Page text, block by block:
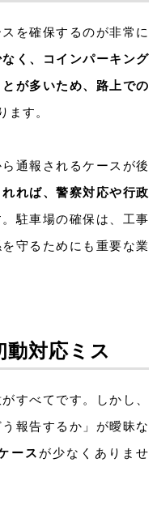
を確保するのが非常に
く、コインパーキング
が多いため、路上での
ます。
通報されるケースが後
れば、警察対応や行政
駐車場の確保は、工事
守るためにも重要な業
対応ミス
すべてです。しかし、
報告するか」が曖昧な
ース が少なくありませ